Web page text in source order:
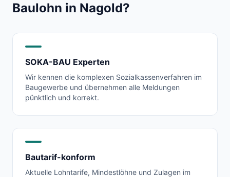
Baulohn in Nagold?
SOKA-BAU Experten
Wir kennen die komplexen Sozialkassenverfahren im
Baugewerbe und übernehmen alle Meldungen
pünktlich und korrekt.
Bautarif-konform
Aktuelle Lohntarife, Mindestlöhne und Zulagen im